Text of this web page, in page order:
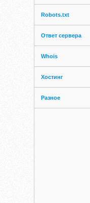
Robots.txt
Ответ сервера
Whois
Хостинг
Разное